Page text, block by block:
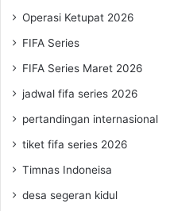
Operasi Ketupat 2026
FIFA Series
FIFA Series Maret 2026
jadwal fifa series 2026
pertandingan internasional
tiket fifa series 2026
Timnas Indoneisa
desa segeran kidul